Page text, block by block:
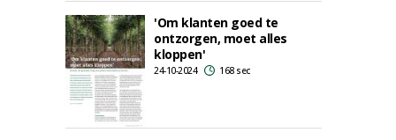
'Om klanten goed te
ontzorgen, moet alles
kloppen'
24-10-2024 168 sec